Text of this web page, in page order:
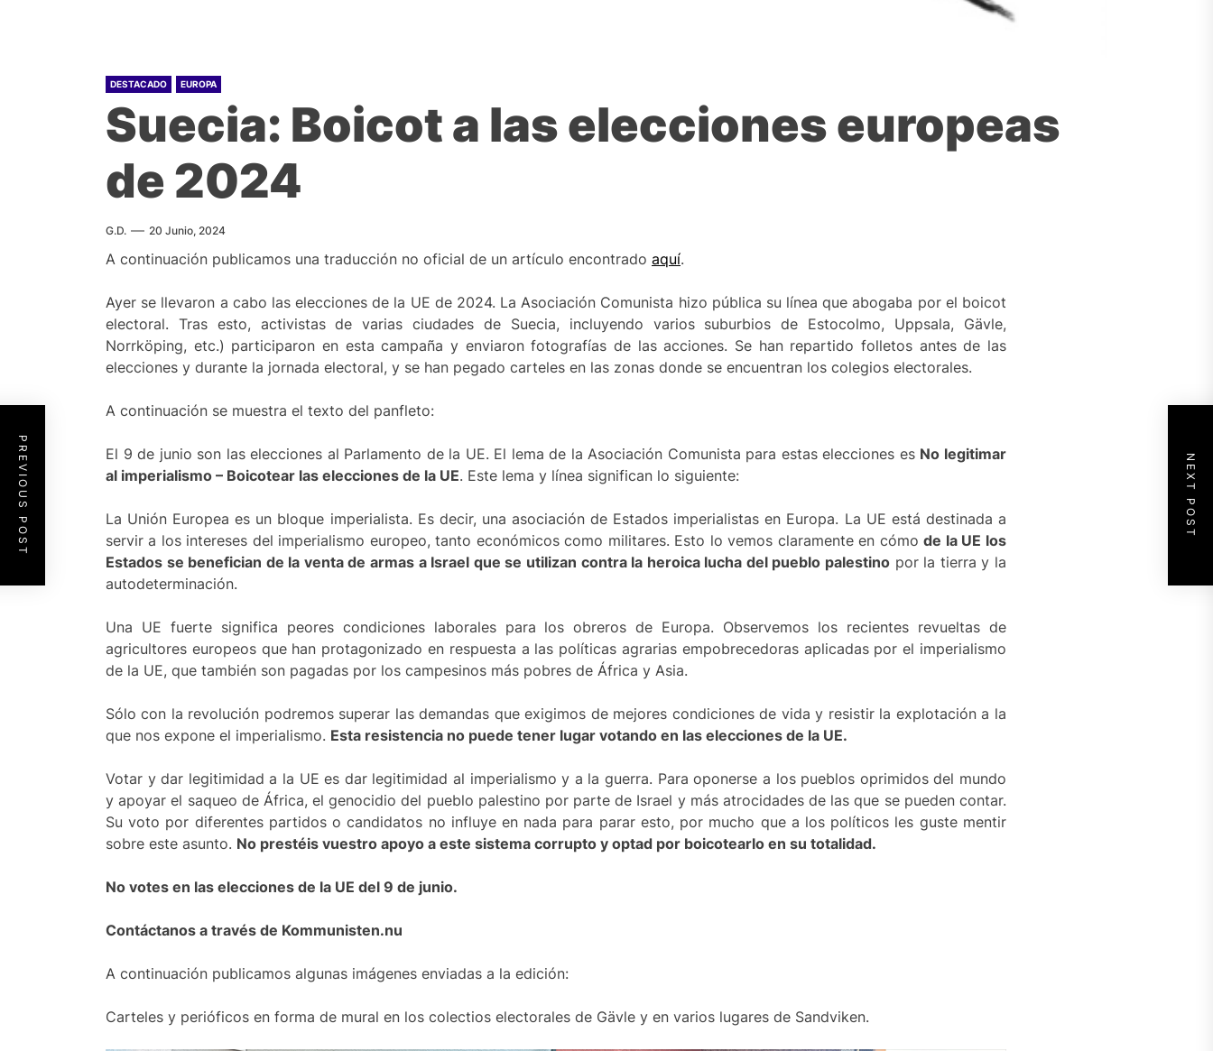
DESTACADO EUROPA
Suecia: Boicot a las elecciones europeas
de 2024
G.D. 20 Junio, 2024
A continuación publicamos una traducción no oficial de un artículo encontrado aquí.
Ayer se llevaron a cabo las elecciones de la UE de 2024. La Asociación Comunista hizo pública su línea que abogaba por el boicot
electoral. Tras esto, activistas de varias ciudades de Suecia, incluyendo varios suburbios de Estocolmo, Uppsala, Gävle,
Norrköping, etc.) participaron en esta campaña y enviaron fotografías de las acciones. Se han repartido folletos antes de las
elecciones y durante la jornada electoral, y se han pegado carteles en las zonas donde se encuentran los colegios electorales.
A continuación se muestra el texto del panfleto:
El 9 de junio son las elecciones al Parlamento de la UE. El lema de la Asociación Comunista para estas elecciones es No legitimar
al imperialismo – Boicotear las elecciones de la UE. Este lema y línea significan lo siguiente:
La Unión Europea es un bloque imperialista. Es decir, una asociación de Estados imperialistas en Europa. La UE está destinada a
servir a los intereses del imperialismo europeo, tanto económicos como militares. Esto lo vemos claramente en cómode la UE los
Estados se benefician de la venta de armas a Israel que se utilizan contra la heroica lucha del pueblo palestino por la tierra y la
autodeterminación.
Una UE fuerte significa peores condiciones laborales para los obreros de Europa. Observemos los recientes revueltas de
agricultores europeos que han protagonizado en respuesta a las políticas agrarias empobrecedoras aplicadas por el imperialismo
de la UE, que también son pagadas por los campesinos más pobres de África y Asia.
Sólo con la revolución podremos superar las demandas que exigimos de mejores condiciones de vida y resistir la explotación a la
que nos expone el imperialismo. Esta resistencia no puede tener lugar votando en las elecciones de la UE.
Votar y dar legitimidad a la UE es dar legitimidad al imperialismo y a la guerra. Para oponerse a los pueblos oprimidos del mundo
y apoyar el saqueo de África, el genocidio del pueblo palestino por parte de Israel y más atrocidades de las que se pueden contar.
Su voto por diferentes partidos o candidatos no influye en nada para parar esto, por mucho que a los políticos les guste mentir
sobre este asunto. No prestéis vuestro apoyo a este sistema corrupto y optad por boicotearlo en su totalidad.
No votes en las elecciones de la UE del 9 de junio.
Contáctanos a través de Kommunisten.nu
A continuación publicamos algunas imágenes enviadas a la edición:
Carteles y perióficos en forma de mural en los colectios electorales de Gävle y en varios lugares de Sandviken.
PREVIOUS POST NEXT POST